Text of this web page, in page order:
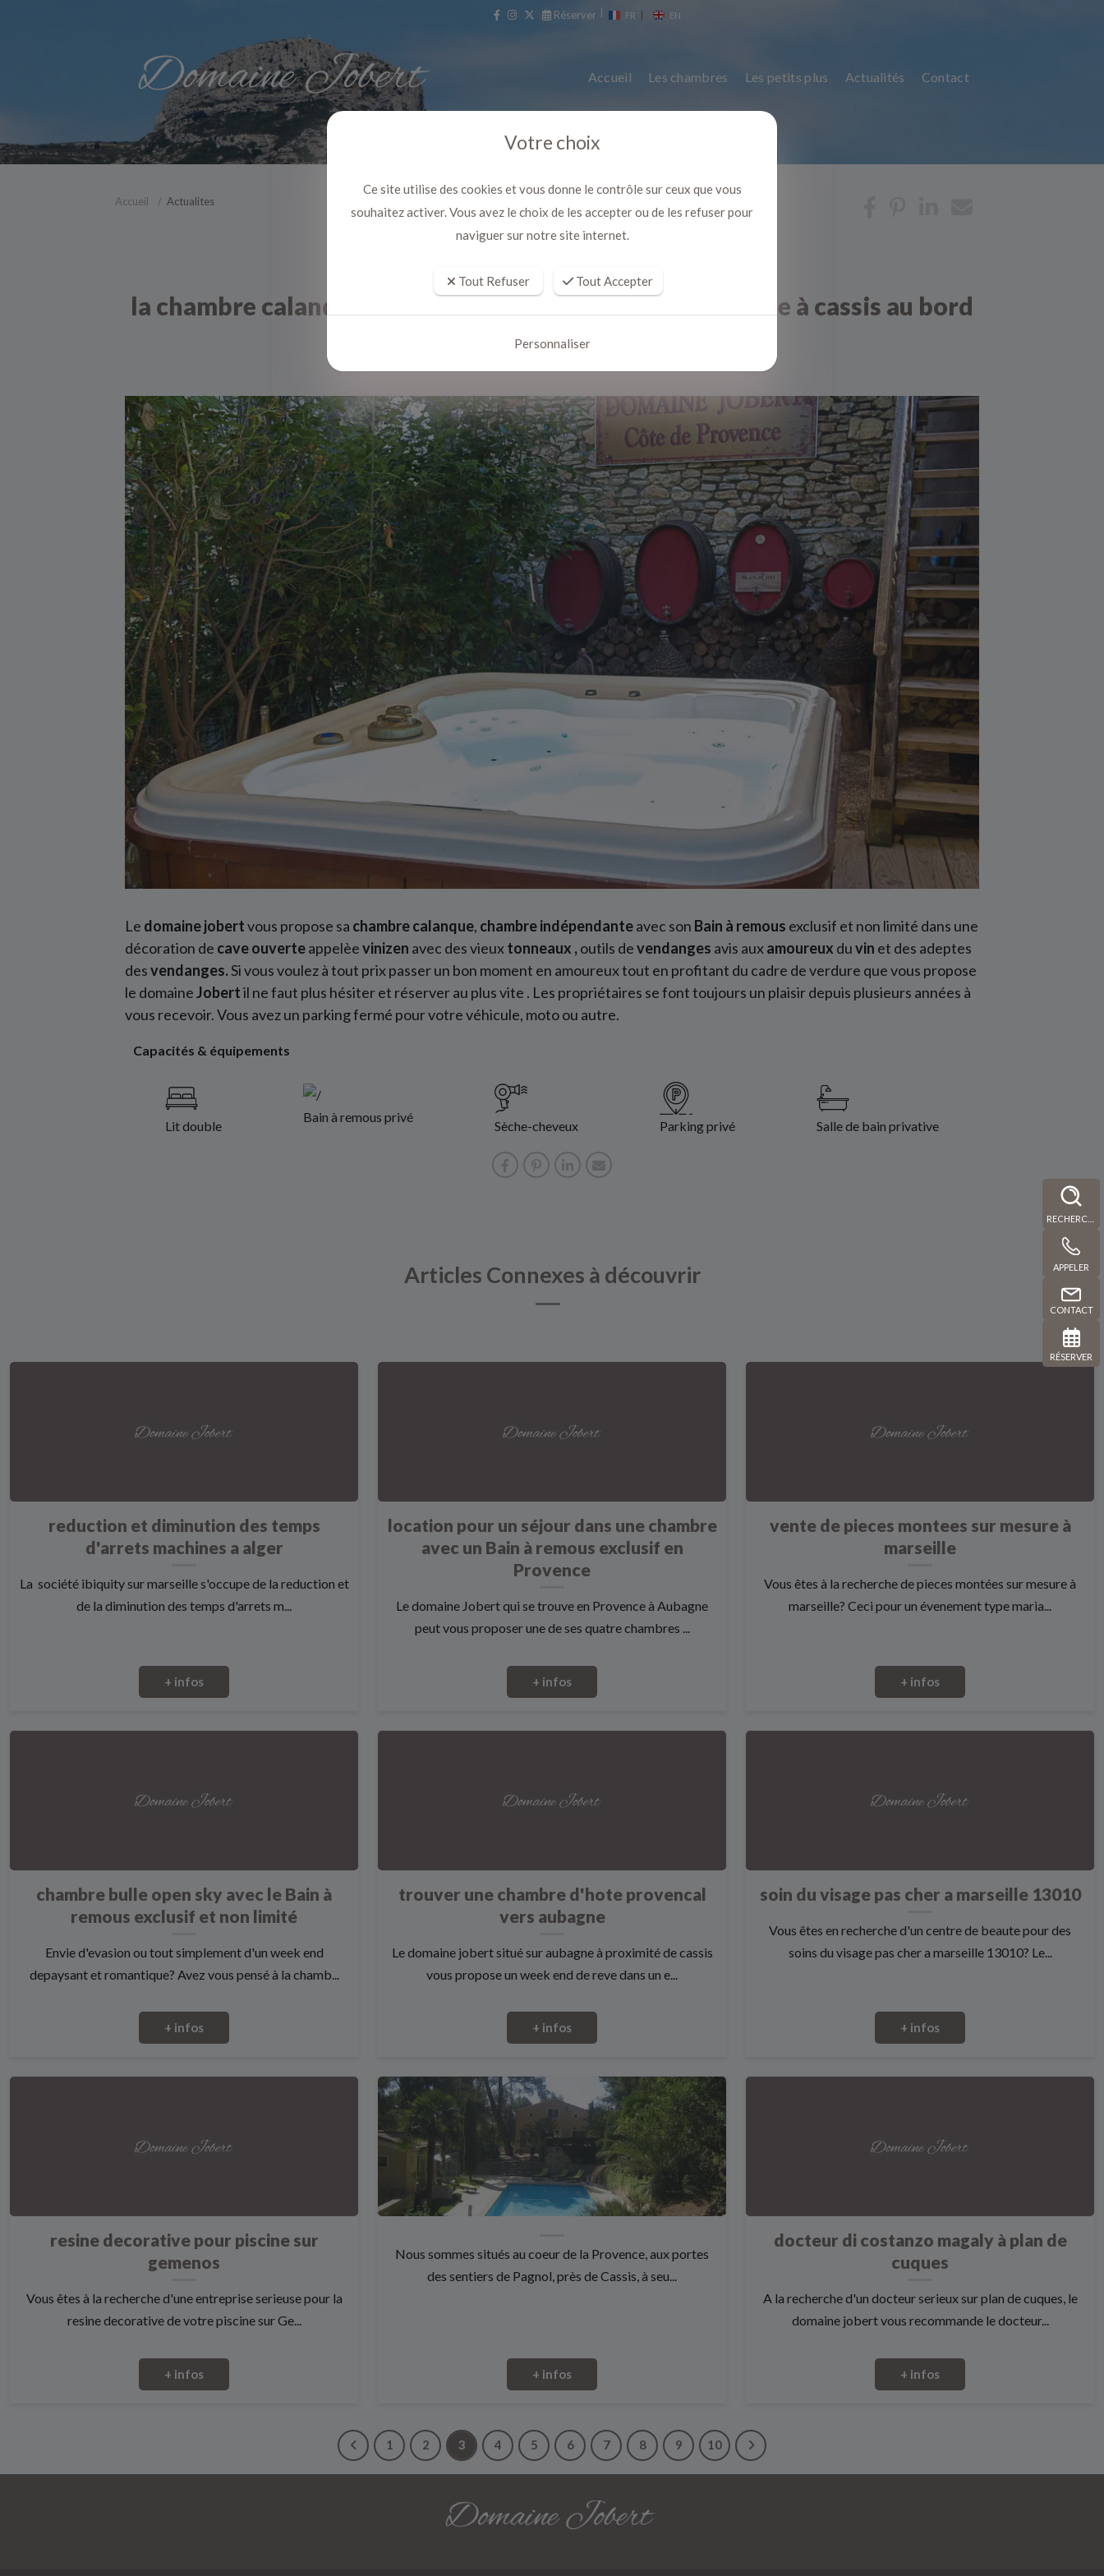
Réserver FR EN
Accueil Les chambres Les petits plus Actualités Contact
APPELER
CONTACT
RÉSERVER
Accueil Actualites
la chambre calanque avec Bain à remous privatif et piscine à cassis au bord
de l'eau
Le domaine jobertvous propose sa chambre calanque, chambre indépendanteavec son Bain à remous exclusif et non limité dans une
décoration de cave ouverteappelèevinizen avec des vieuxtonneaux ,outils devendanges avis auxamoureux duvin et des adeptes
desvendanges.Si vous voulez à tout prix passer un bon moment en amoureux tout en profitant du cadre de verdure que vous propose
le domaineJobertil ne faut plus hésiter et réserver au plus vite . Les propriétaires se font toujours un plaisir depuis plusieurs années à
vous recevoir. Vous avez un parking fermé pour votre véhicule, moto ou autre.
Capacités & équipements
Lit double
Bain à remous privé
Sèche-cheveux Parking privé Salle de bain privative
Articles Connexes à découvrir
reduction et diminution des temps
d'arrets machines a alger
La société ibiquity sur marseille s'occupe de la reduction et
de la diminution des temps d'arrets m...
+ infos
location pour un séjour dans une chambre
avec un Bain à remous exclusif en
Provence
Le domaine Jobert qui se trouve en Provence à Aubagne
peut vous proposer une de ses quatre chambres ...
+ infos
vente de pieces montees sur mesure à
marseille
Vous êtes à la recherche de pieces montées sur mesure à
marseille? Ceci pour un évenement type maria...
+ infos
chambre bulle open sky avec le Bain à
remous exclusif et non limité
Envie d'evasion ou tout simplement d'un week end
depaysant et romantique? Avez vous pensé à la chamb...
+ infos
trouver une chambre d'hote provencal
vers aubagne
Le domaine jobert situé sur aubagne à proximité de cassis
vous propose un week end de reve dans un e...
+ infos
soin du visage pas cher a marseille 13010
Vous êtes en recherche d'un centre de beaute pour des
soins du visage pas cher a marseille 13010? Le...
+ infos
resine decorative pour piscine sur
gemenos
Vous êtes à la recherche d'une entreprise serieuse pour la
resine decorative de votre piscine sur Ge...
+ infos
Nous sommes situés au coeur de la Provence, aux portes
des sentiers de Pagnol, près de Cassis, à seu...
+ infos
docteur di costanzo magaly à plan de
cuques
A la recherche d'un docteur serieux sur plan de cuques, le
domaine jobert vous recommande le docteur...
+ infos
1 2 3 4 5 6 7 8 9 10
Votre choix
Ce site utilise des cookies et vous donne le contrôle sur ceux que vous
souhaitez activer. Vous avez le choix de les accepter ou de les refuser pour
naviguer sur notre site internet.
Tout Refuser Tout Accepter
Personnaliser